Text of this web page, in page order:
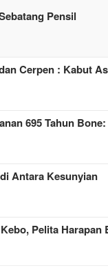
Pensil
Cerpen : Kabut
695 Tahun
Antara Kesunyian
Pelita